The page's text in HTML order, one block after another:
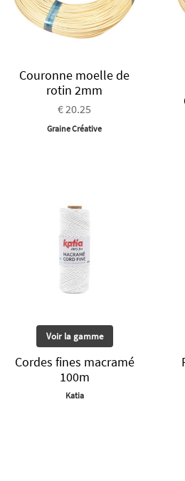
Couronne moelle de
rotin 2mm
€ 20.25
Graine Créative
Voir la gamme
Cordes fines macramé
100m
Katia